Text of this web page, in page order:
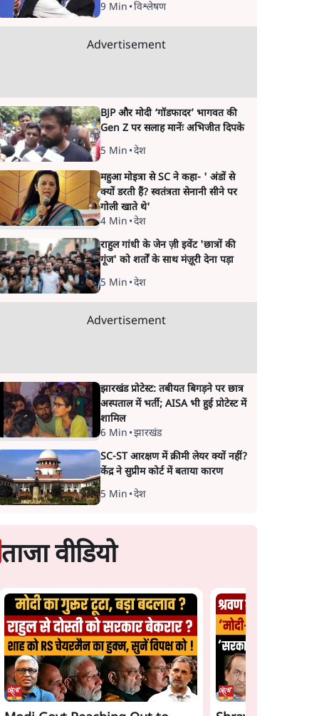
9 Min •विश्लेषण
Advertisement
BJP और मोदी ‘गॉडफादर’ भागवत की
Gen Z पर सलाह मानेंः अभिजीत दिपके
5 Min •देश
महुआ मोइत्रा से SC ने कहा- ' अंडों से
क्यों डरती हैं? स्वतंत्रता सेनानी सीने पर
गोली खाते थे'
4 Min •देश
राहुल गांधी के जेन ज़ी इवेंट 'छात्रों की
गूंज' को शर्तों के साथ मंज़ूरी देना पड़ा
5 Min •देश
Advertisement
झारखंड प्रोटेस्ट: तबीयत बिगड़ने पर छात्र
अस्पताल में भर्ती; AISA भी हुई प्रोटेस्ट में
शामिल
6 Min •झारखंड
SC-ST आरक्षण में क्रीमी लेयर क्यों नहीं?
केंद्र ने सुप्रीम कोर्ट में बताया कारण
5 Min •देश
ताजा वीडियो